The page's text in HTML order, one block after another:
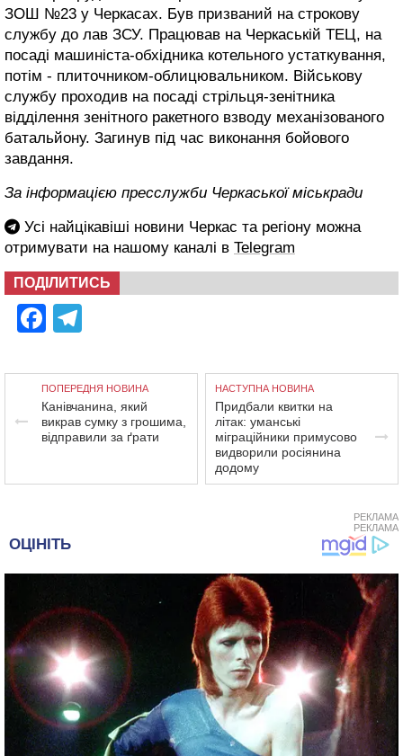
ЗОШ №23 у Черкасах. Був призваний на строкову
службу до лав ЗСУ. Працював на Черкаській ТЕЦ, на
посаді машиніста-обхідника котельного устаткування,
потім - плиточником-облицювальником. Військову
службу проходив на посаді стрільця-зенітника
відділення зенітного ракетного взводу механізованого
батальйону. Загинув під час виконання бойового
завдання.
За інформацією пресслужби Черкаської міськради
Усі найцікавіші новини Черкас та регіону можна
отримувати на нашому каналі в Telegram
ПОДІЛИТИСЬ
Facebook
ПОПЕРЕДНЯ НОВИНА
Канівчанина, який
викрав сумку з грошима,
відправили за ґрати
НАСТУПНА НОВИНА
Придбали квитки на
літак: уманські
міграційники примусово
видворили росіянина
додому
РЕКЛАМА
РЕКЛАМА